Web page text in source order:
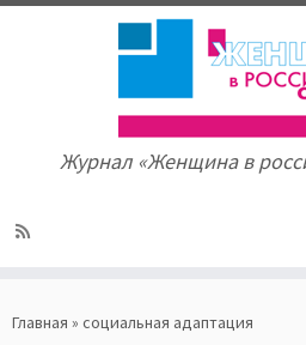
to
Журнал «Женщина в
Главная » социальная адаптация